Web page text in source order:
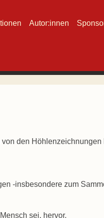
Autor:innen
den Höhlenzeichnungen
-insbesondere zum
sei, hervor.